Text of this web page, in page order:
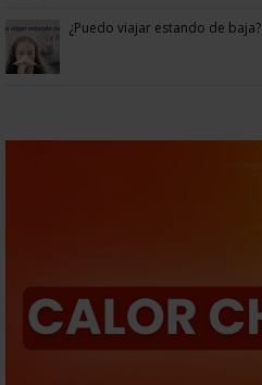
¿Puedo viajar estando de baja?